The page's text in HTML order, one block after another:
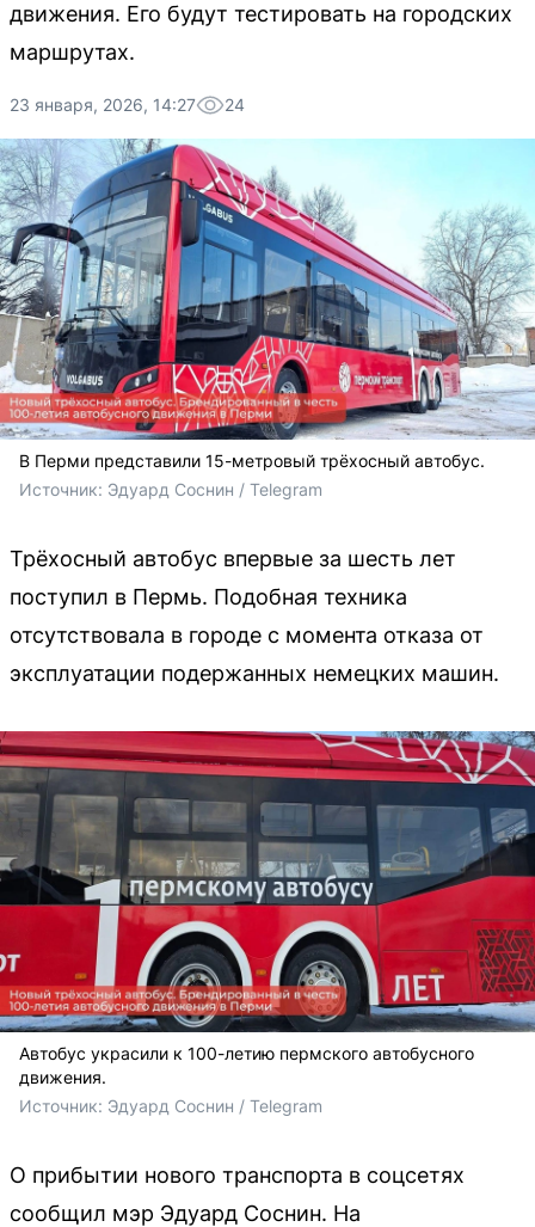
движения. Его будут тестировать на городских
маршрутах.
23 января, 2026, 14:27 24
В Перми представили 15-метровый трёхосный автобус.
Источник: Эдуард Соснин / Telegram
Трёхосный автобус впервые за шесть лет
поступил в Пермь. Подобная техника
отсутствовала в городе с момента отказа от
эксплуатации подержанных немецких машин.
Автобус украсили к 100-летию пермского автобусного
движения.
Источник: Эдуард Соснин / Telegram
О прибытии нового транспорта в соцсетях
сообщил мэр Эдуард Соснин. На